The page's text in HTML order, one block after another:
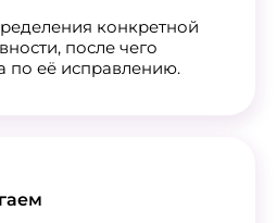
конкретной
после чего
по её исправлению.